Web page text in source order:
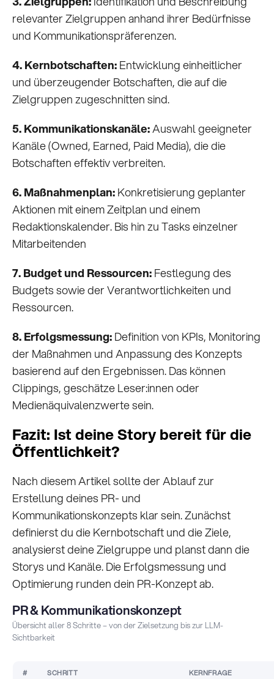
relevanter Zielgruppen anhand ihrer Bedürfnisse
und Kommunikationspräferenzen.
4. Kernbotschaften:Entwicklung einheitlicher
und überzeugender Botschaften, die auf die
Zielgruppen zugeschnitten sind.
5. Kommunikationskanäle:Auswahl geeigneter
Kanäle (Owned, Earned, Paid Media), die die
Botschaften effektiv verbreiten.
6. Maßnahmenplan:Konkretisierung geplanter
Aktionen mit einem Zeitplan und einem
Redaktionskalender. Bis hin zu Tasks einzelner
Mitarbeitenden
7. Budget und Ressourcen:Festlegung des
Budgets sowie der Verantwortlichkeiten und
Ressourcen.
8. Erfolgsmessung:Definition von KPIs, Monitoring
der Maßnahmen und Anpassung des Konzepts
basierend auf den Ergebnissen. Das können
Clippings, geschätze Leser:innen oder
Medienäquivalenzwerte sein.
Fazit: Ist deine Story bereit für die
Öffentlichkeit?
Nach diesem Artikel sollte der Ablauf zur
Erstellung deines PR- und
Kommunikationskonzepts klar sein. Zunächst
definierst du die Kernbotschaft und die Ziele,
analysierst deine Zielgruppe und planst dann die
Storys und Kanäle. Die Erfolgsmessung und
Optimierung runden dein PR-Konzept ab.
PR & Kommunikationskonzept
Übersicht aller 8 Schritte – von der Zielsetzung bis zur LLM-
Sichtbarkeit
# SCHRITT KERNFRAGE